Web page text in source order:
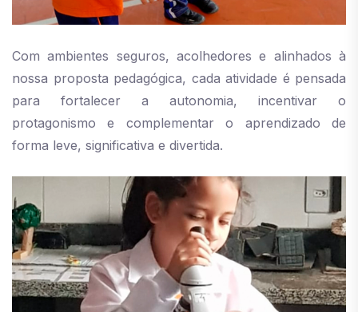
Com ambientes seguros, acolhedores e alinhados à
nossa proposta pedagógica, cada atividade é pensada
para fortalecer a autonomia, incentivar o
protagonismo e complementar o aprendizado de
forma leve, significativa e divertida.